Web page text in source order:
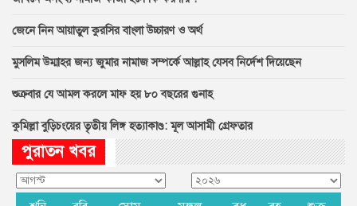
জেনে নিন আয়াতুল কুরসির বাংলা উচ্চারণ ও অর্থ
মুসলিম উম্মাহর জন্য জুমার নামাজ সম্পর্কে আল্লাহ যেসব নির্দেশ দিয়েছেন
শুক্রবার যে আমল করলে মাফ হয় ৮০ বছরের গুনাহ
কুমিল্লা বুড়িচংয়ের তৃতীয় লিঙ্গ হত্যাকাণ্ড: মূল আসামী গ্রেফতার
পুরাতন খবর